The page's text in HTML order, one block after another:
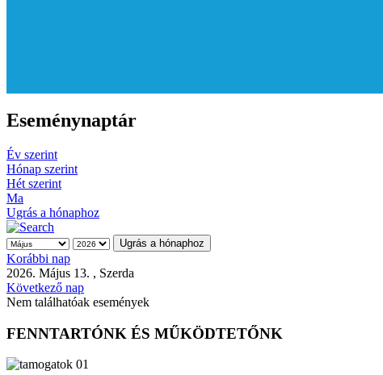
Eseménynaptár
Év szerint
Hónap szerint
Hét szerint
Ma
Ugrás a hónaphoz
Ugrás a hónaphoz
Korábbi nap
2026. Május 13. , Szerda
Következő nap
Nem találhatóak események
FENNTARTÓNK ÉS MŰKÖDTETŐNK